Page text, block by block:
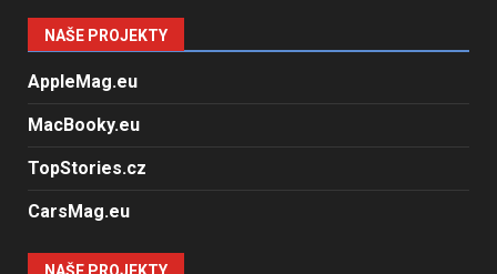
NAŠE PROJEKTY
AppleMag.eu
MacBooky.eu
TopStories.cz
CarsMag.eu